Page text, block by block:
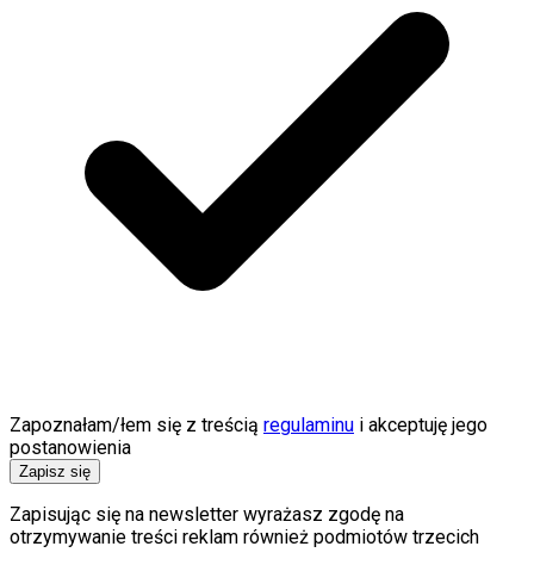
Zapoznałam/łem się z treścią regulaminu i akceptuję jego
postanowienia
Zapisz się
Zapisując się na newsletter wyrażasz zgodę na
otrzymywanie treści reklam również podmiotów trzecich